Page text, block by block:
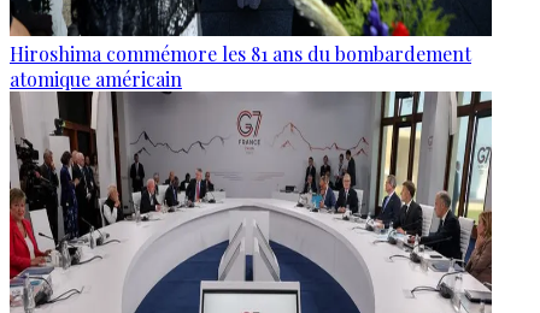
Hiroshima commémore les 81 ans du bombardement
atomique américain